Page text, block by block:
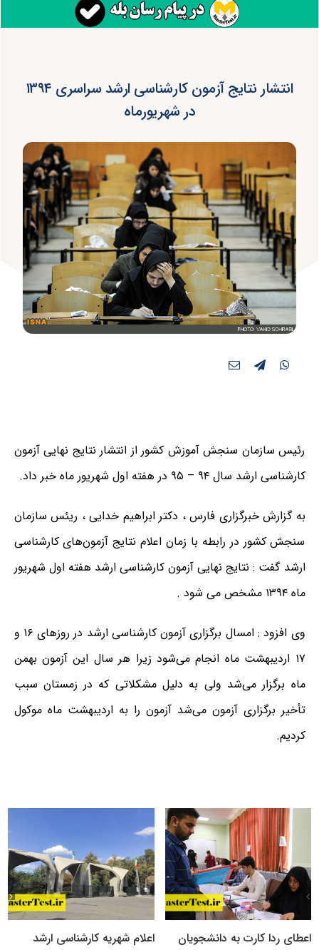
انتشار نتایج آزمون کارشناسی ارشد سراسری ۱۳۹۴
در شهریورماه
رئیس سازمان سنجش آموزش کشور از انتشار نتایج نهایی آزمون
کارشناسی ارشد سال ۹۴ – ۹۵ در هفته اول شهریور ماه خبر داد.
به گزارش خبرگزاری فارس ، دکتر ابراهیم خدایی ، ریئس سازمان
سنجش کشور در رابطه با زمان اعلام نتایج آزمون‌های کارشناسی
ارشد گفت : نتایج نهایی آزمون کارشناسی ارشد هفته اول شهریور
ماه ۱۳۹۴ مشخص می شود .
وی افزود : امسال برگزاری آزمون کارشناسی ارشد در روزهای ۱۶ و
۱۷ اردیبهشت ماه انجام می‌شود زیرا هر سال این آزمون بهمن
ماه برگزار می‌شد ولی به دلیل مشکلاتی که در زمستان سبب
تأخیر برگزاری آزمون می‌شد آزمون را به اردیبهشت ماه موکول
کردیم.
اعطای ردا کارت به دانشجویان
اعلام شهریه کارشناسی ارشد